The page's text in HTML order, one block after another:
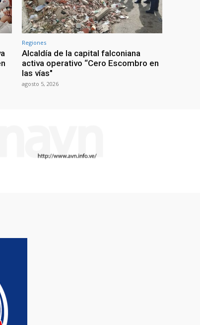
Regiones
Alcaldía de la capital falconiana
activa operativo “Cero Escombro en
las vías"
agosto 5, 2026